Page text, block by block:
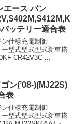
エース バン
ッテリー適合表
仕様充電制御
型式型式型式新車搭
CR42V3C-
ン(’08-)(MJ22S)
表
仕様充電制御
型式型式型式新車搭